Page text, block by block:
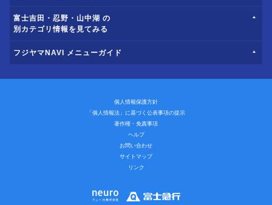
富士吉田・忍野・山中湖 の
別カテゴリ情報を見てみる
フジヤマNAVI メニューガイド
個人情報保護方針
「個人情報法」に基づく公表事項の提示
著作権・免責事項
ヘルプ
お問い合わせ
サイトマップ
リンク